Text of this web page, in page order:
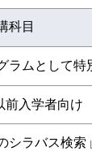
原子核工学
人間医療
ース
原子核工
知能情報
エネルギ
人間医療
ース
物質・情報
コース
都市・環境
コース
都市・環境
エネルギ
社会・人
ベーション科
教養科目
科目
外国語科目
科目
ラムとして特
前入学者向け
シラバス検索